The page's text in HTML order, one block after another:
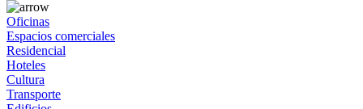
Oficinas
Espacios comerciales
Residencial
Hoteles
Cultura
Transporte